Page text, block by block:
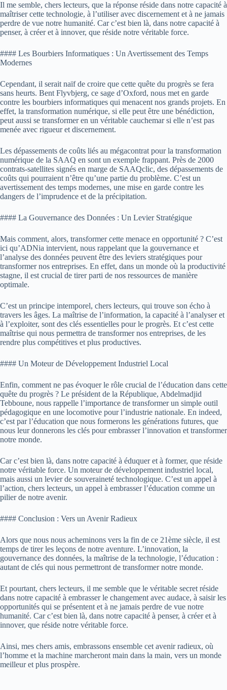
Il me semble, chers lecteurs, que la réponse réside dans notre capacité à
maîtriser cette technologie, à l’utiliser avec discernement et à ne jamais
perdre de vue notre humanité. Car c’est bien là, dans notre capacité à
penser, à créer et à innover, que réside notre véritable force.
#### Les Bourbiers Informatiques : Un Avertissement des Temps
Modernes
Cependant, il serait naïf de croire que cette quête du progrès se fera
sans heurts. Bent Flyvbjerg, ce sage d’Oxford, nous met en garde
contre les bourbiers informatiques qui menacent nos grands projets. En
effet, la transformation numérique, si elle peut être une bénédiction,
peut aussi se transformer en un véritable cauchemar si elle n’est pas
menée avec rigueur et discernement.
Les dépassements de coûts liés au mégacontrat pour la transformation
numérique de la SAAQ en sont un exemple frappant. Près de 2000
contrats-satellites signés en marge de SAAQclic, des dépassements de
coûts qui pourraient n’être qu’une partie du problème. C’est un
avertissement des temps modernes, une mise en garde contre les
dangers de l’imprudence et de la précipitation.
#### La Gouvernance des Données : Un Levier Stratégique
Mais comment, alors, transformer cette menace en opportunité ? C’est
ici qu’ADNia intervient, nous rappelant que la gouvernance et
l’analyse des données peuvent être des leviers stratégiques pour
transformer nos entreprises. En effet, dans un monde où la productivité
stagne, il est crucial de tirer parti de nos ressources de manière
optimale.
C’est un principe intemporel, chers lecteurs, qui trouve son écho à
travers les âges. La maîtrise de l’information, la capacité à l’analyser et
à l’exploiter, sont des clés essentielles pour le progrès. Et c’est cette
maîtrise qui nous permettra de transformer nos entreprises, de les
rendre plus compétitives et plus productives.
#### Un Moteur de Développement Industriel Local
Enfin, comment ne pas évoquer le rôle crucial de l’éducation dans cette
quête du progrès ? Le président de la République, Abdelmadjid
Tebboune, nous rappelle l’importance de transformer un simple outil
pédagogique en une locomotive pour l’industrie nationale. En indeed,
c’est par l’éducation que nous formerons les générations futures, que
nous leur donnerons les clés pour embrasser l’innovation et transformer
notre monde.
Car c’est bien là, dans notre capacité à éduquer et à former, que réside
notre véritable force. Un moteur de développement industriel local,
mais aussi un levier de souveraineté technologique. C’est un appel à
l’action, chers lecteurs, un appel à embrasser l’éducation comme un
pilier de notre avenir.
#### Conclusion : Vers un Avenir Radieux
Alors que nous nous acheminons vers la fin de ce 21ème siècle, il est
temps de tirer les leçons de notre aventure. L’innovation, la
gouvernance des données, la maîtrise de la technologie, l’éducation :
autant de clés qui nous permettront de transformer notre monde.
Et pourtant, chers lecteurs, il me semble que le véritable secret réside
dans notre capacité à embrasser le changement avec audace, à saisir les
opportunités qui se présentent et à ne jamais perdre de vue notre
humanité. Car c’est bien là, dans notre capacité à penser, à créer et à
innover, que réside notre véritable force.
Ainsi, mes chers amis, embrassons ensemble cet avenir radieux, où
l’homme et la machine marcheront main dans la main, vers un monde
meilleur et plus prospère.